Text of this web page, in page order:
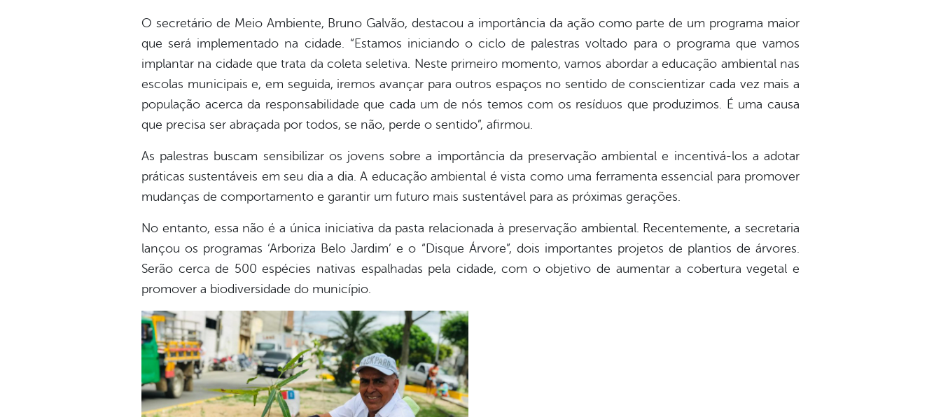
O secretário de Meio Ambiente, Bruno Galvão, destacou a importância da ação como parte de um programa maior
que será implementado na cidade. “Estamos iniciando o ciclo de palestras voltado para o programa que vamos
implantar na cidade que trata da coleta seletiva. Neste primeiro momento, vamos abordar a educação ambiental nas
escolas municipais e, em seguida, iremos avançar para outros espaços no sentido de conscientizar cada vez mais a
população acerca da responsabilidade que cada um de nós temos com os resíduos que produzimos. É uma causa
que precisa ser abraçada por todos, se não, perde o sentido”, afirmou.
As palestras buscam sensibilizar os jovens sobre a importância da preservação ambiental e incentivá-los a adotar
práticas sustentáveis em seu dia a dia. A educação ambiental é vista como uma ferramenta essencial para promover
mudanças de comportamento e garantir um futuro mais sustentável para as próximas gerações.
No entanto, essa não é a única iniciativa da pasta relacionada à preservação ambiental. Recentemente, a secretaria
lançou os programas ‘Arboriza Belo Jardim’ e o “Disque Árvore”, dois importantes projetos de plantios de árvores.
Serão cerca de 500 espécies nativas espalhadas pela cidade, com o objetivo de aumentar a cobertura vegetal e
promover a biodiversidade do município.